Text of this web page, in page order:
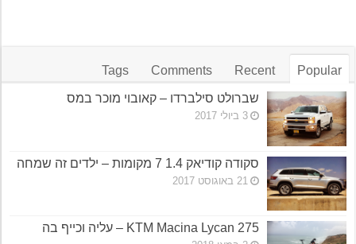
Popular
Recent
Comments
Tags
שברולט סילברדו – קאובוי מוכר במס
3 ביולי 2017
סקודה קודיאק 1.4 7 מקומות – ילדים זה שמחה
21 באוגוסט 2017
KTM Macina Lycan 275 – עליה וכייף בה